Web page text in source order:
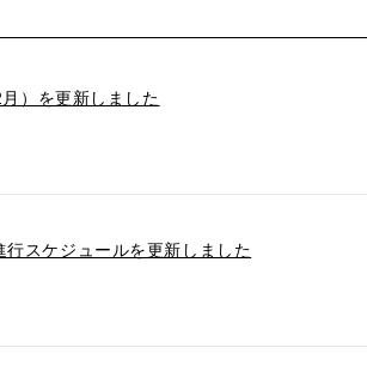
）を更新しました
行スケジュールを更新しました